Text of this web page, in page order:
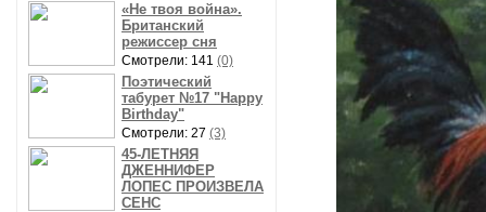
«Не твоя война».
Британский
режиссер сня
Смотрели: 141 (0)
Поэтический
табурет №17 "Happy
Birthday"
Смотрели: 27 (3)
45-ЛЕТНЯЯ
ДЖЕННИФЕР
ЛОПЕС ПРОИЗВЕЛА
СЕНС